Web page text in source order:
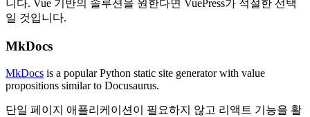
니다. Vue 기반의 솔루션을 원한다면 VuePress가 적절한 선택
일 것입니다.
MkDocs
MkDocs is a popular Python static site generator with value
propositions similar to Docusaurus.
단일 페이지 애플리케이션이 필요하지 않고 리액트 기능을 활